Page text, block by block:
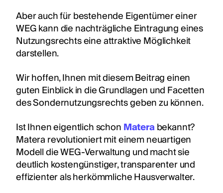
Aber auch für bestehende Eigentümer einer
WEG kann die nachträgliche Eintragung eines
Nutzungsrechts eine attraktive Möglichkeit
darstellen.
Wir hoffen, Ihnen mit diesem Beitrag einen
guten Einblick in die Grundlagen und Facetten
des Sondernutzungsrechts geben zu können.
Ist Ihnen eigentlich schonMaterabekannt?
Matera revolutioniert mit einem neuartigen
Modell die WEG-Verwaltung und macht sie
deutlich kostengünstiger, transparenter und
effizienter als herkömmliche Hausverwalter.